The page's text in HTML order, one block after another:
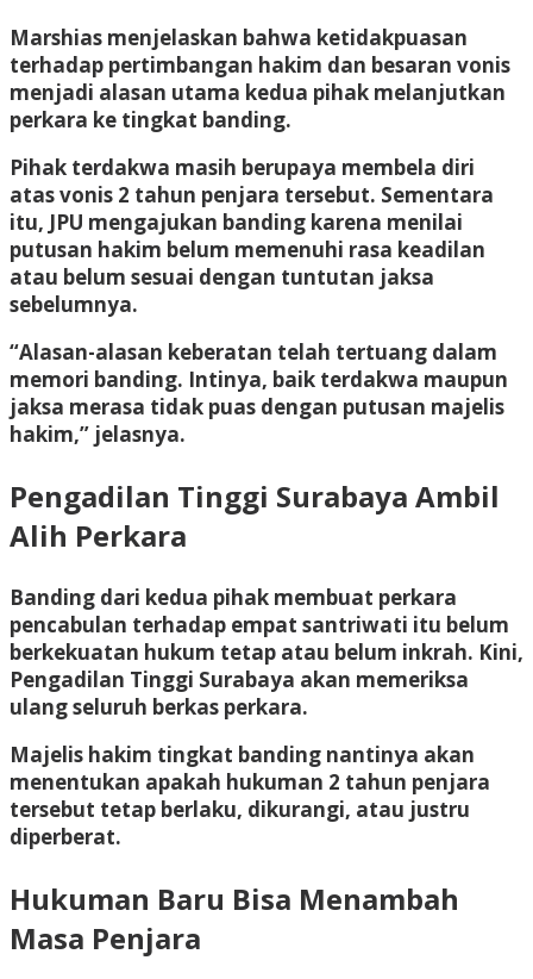
Marshias menjelaskan bahwa ketidakpuasan
terhadap pertimbangan hakim dan besaran vonis
menjadi alasan utama kedua pihak melanjutkan
perkara ke tingkat banding.
Pihak terdakwa masih berupaya membela diri
atas vonis 2 tahun penjara tersebut. Sementara
itu, JPU mengajukan banding karena menilai
putusan hakim belum memenuhi rasa keadilan
atau belum sesuai dengan tuntutan jaksa
sebelumnya.
“Alasan-alasan keberatan telah tertuang dalam
memori banding. Intinya, baik terdakwa maupun
jaksa merasa tidak puas dengan putusan majelis
hakim,” jelasnya.
Pengadilan Tinggi Surabaya Ambil
Alih Perkara
Banding dari kedua pihak membuat perkara
pencabulan terhadap empat santriwati itu belum
berkekuatan hukum tetap atau belum inkrah. Kini,
Pengadilan Tinggi Surabaya akan memeriksa
ulang seluruh berkas perkara.
Majelis hakim tingkat banding nantinya akan
menentukan apakah hukuman 2 tahun penjara
tersebut tetap berlaku, dikurangi, atau justru
diperberat.
Hukuman Baru Bisa Menambah
Masa Penjara